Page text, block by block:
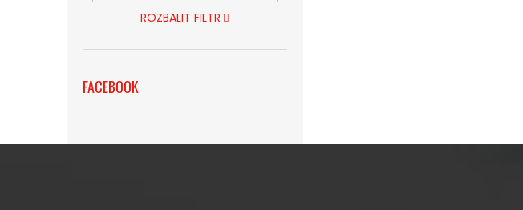
ROZBALIT FILTR
FACEBOOK